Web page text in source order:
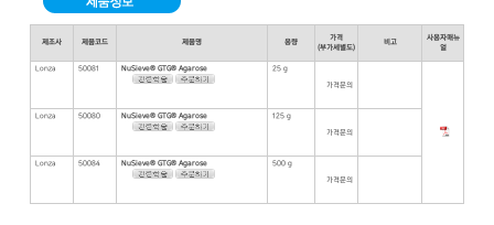
제조사 제품코드 제품명 용량
가격
(부가세별도)
비고
사용자매뉴
얼
Lonza 50081 NuSieve® GTG® Agarose 25 g
가격문의
Lonza 50080 NuSieve® GTG® Agarose 125 g
가격문의
Lonza 50084 NuSieve® GTG® Agarose 500 g
가격문의